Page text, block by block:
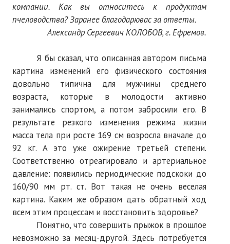
№ 5
№ 8
КНИГИ
Список наших книг
Страница поиска
Новые книги
Е. Богатырев «Повесть об олимпийском характере»
В. Щагин «Мяч и время»
ПОДПИСКА
компании. Как вы относитесь к продуктам
пчеловодства? Заранее благодарювас за ответы.
Александр Сергеевич КОЛОБОВ, г. Ефремов.
Я бы сказал, что описанная автором письма
картина изменений его физического состояния
довольно типична для мужчины среднего
возраста, которые в молодости активно
занимались спортом, а потом забросили его. В
результате резкого изменения режима жизни
масса тела при росте 169 см возросла вначале до
92 кг. А это уже ожирение третьей степени.
Соответственно отреагировало и артериальное
давление: появились периодические подскоки до
160/90 мм рт. ст. Вот такая не очень веселая
картина. Каким же образом дать обратный ход
всем этим процессам и восстановить здоровье?
Понятно, что совершить прыжок в прошлое
невозможно за месяц-другой. Здесь потребуется